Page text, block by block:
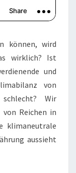
können, wird
wirklich? Ist
und
von
Wir
von Reichen in
klimaneutrale
aussieht